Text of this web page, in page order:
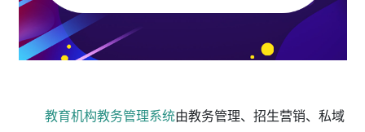
教育机构教务管理系统由教务管理、招生营销、私域